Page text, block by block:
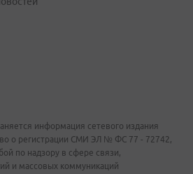
информация сетевого издания
о регистрации СМИ ЭЛ № ФС 77 - 72742,
по надзору в сфере связи,
и массовых коммуникаций